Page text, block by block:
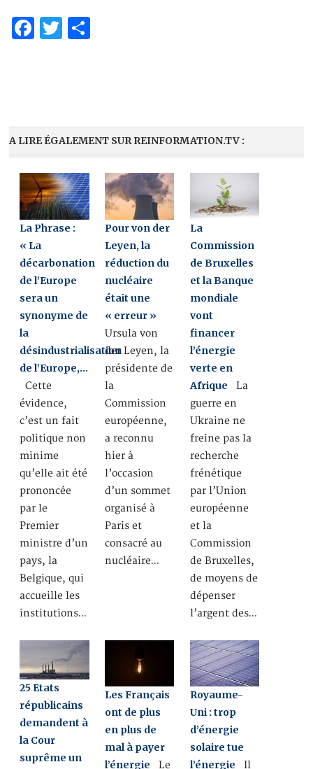
Facebook
Twitter
A LIRE ÉGALEMENT SUR REINFORMATION.TV :
La Phrase :
« La
décarbonation
de l’Europe
sera un
synonyme de
la
désindustrialisation
de l’Europe,…
Cette
évidence,
c’est un fait
politique non
minime
qu’elle ait été
prononcée
par le
Premier
ministre d’un
pays, la
Belgique, qui
accueille les
institutions…
Pour von der
Leyen, la
réduction du
nucléaire
était une
« erreur »
Ursula von
der Leyen, la
présidente de
la
Commission
européenne,
a reconnu
hier à
l’occasion
d’un sommet
organisé à
Paris et
consacré au
nucléaire…
La
Commission
de Bruxelles
et la Banque
mondiale
vont
financer
l’énergie
verte en
Afrique La
guerre en
Ukraine ne
freine pas la
recherche
frénétique
par l’Union
européenne
et la
Commission
de Bruxelles,
de moyens de
dépenser
l’argent des…
25 Etats
républicains
demandent à
la Cour
suprême un
Les Français
ont de plus
en plus de
mal à payer
l’énergie Le
Royaume-
Uni : trop
d’énergie
solaire tue
l’énergie Il